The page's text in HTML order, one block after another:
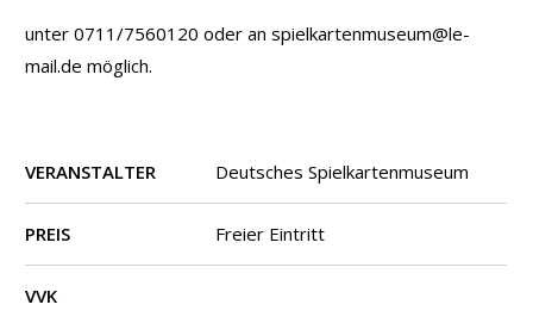
unter 0711/7560120 oder an spielkartenmuseum@le-
mail.de möglich.
VERANSTALTER Deutsches Spielkartenmuseum
PREIS Freier Eintritt
VVK